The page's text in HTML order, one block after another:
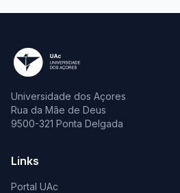
Universidade dos Açores
Rua da Mãe de Deus
9500-321 Ponta Delgada
Links
Portal UAc